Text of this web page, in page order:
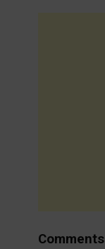
Comments